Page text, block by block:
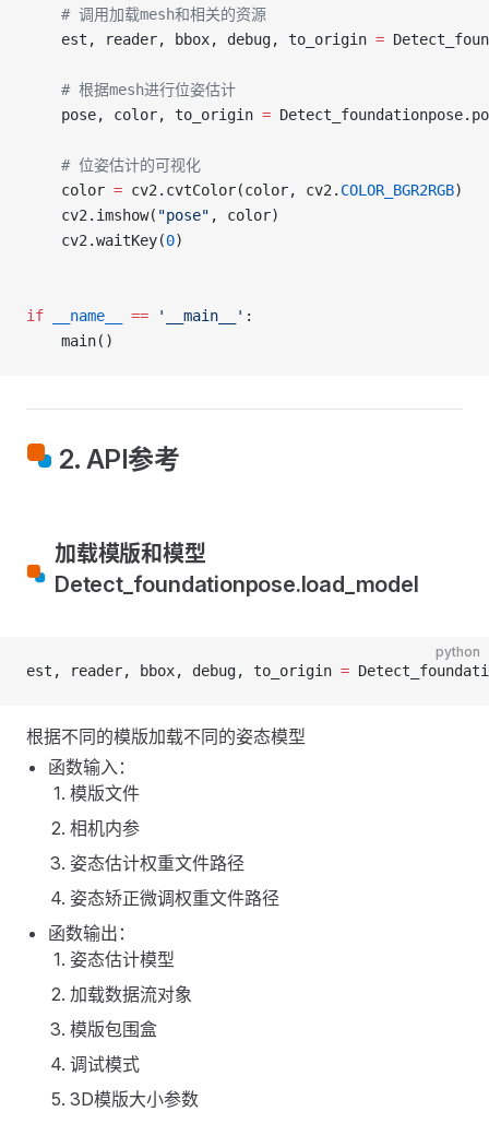
    # 调用加载mesh和相关的资源
    est, reader, bbox, debug, to_origin
=
    # 根据mesh进行位姿估计
    pose, color, to_origin
=
    # 位姿估计的可视化
    color
= cv2.cvtColor(color, cv2. COLOR_BGR2RGB)
    cv2.imshow(
"pose" , color)
    cv2.waitKey(
0)
if __name__ == '__main__' :
    main()
2. API参考
加载模版和模型
Detect_foundationpose.load_model
python
est, reader, bbox, debug, to_origin =
根据不同的模版加载不同的姿态模型
函数输入：
模版文件
相机内参
姿态估计权重文件路径
姿态矫正微调权重文件路径
函数输出：
姿态估计模型
加载数据流对象
模版包围盒
调试模式
3D模版大小参数